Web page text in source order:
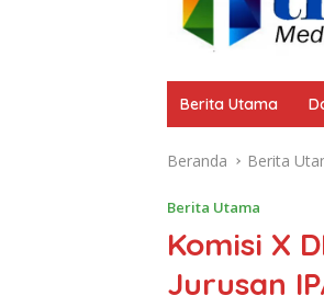
Berita Utama
Beranda Berita
Berita Utama
Komisi X
Jurusan